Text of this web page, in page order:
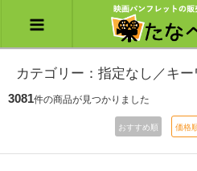
カテゴリー：指定なし／キ
3081件の商品が見つかりました
おすすめ順 価格